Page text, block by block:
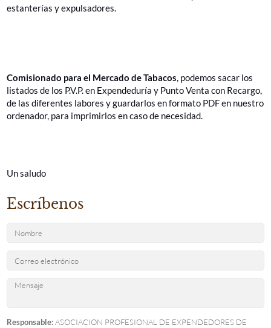
estanterías y expulsadores.
Comisionado para el Mercado de Tabacos, podemos sacar los
listados de los P.V.P. en Expendeduría y Punto Venta con Recargo,
de las diferentes labores y guardarlos en formato PDF en nuestro
ordenador, para imprimirlos en caso de necesidad.
Un saludo
Escríbenos
Responsable:ASOCIACION PROFESIONAL DE EXPENDEDORES DE